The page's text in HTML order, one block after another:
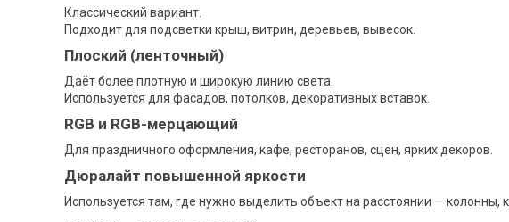
Классический вариант.
Подходит для подсветки крыш, витрин, деревьев, вывесок.
Плоский (ленточный)
Даёт более плотную и широкую линию света.
Используется для фасадов, потолков, декоративных вставок.
RGB и RGB-мерцающий
Для праздничного оформления, кафе, ресторанов, сцен, ярких декоров.
Дюралайт повышенной яркости
Используется там, где нужно выделить объект на расстоянии —